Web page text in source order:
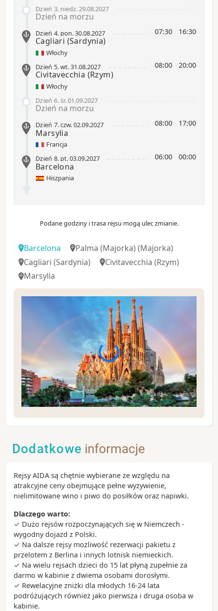
Dzień 3. niedz.29.08.2027
Dzień na morzu
07:30 16:30
Dzień 4. pon.30.08.2027
Cagliari (Sardynia)
Włochy
08:00 20:00
Dzień 5.wt.31.08.2027
Civitavecchia (Rzym)
Włochy
Dzień 6.śr.01.09.2027
Dzień na morzu
08:00 17:00
Dzień 7.czw.02.09.2027
Marsylia
Francja
06:00 00:00
Dzień 8. pt.03.09.2027
Barcelona
Hiszpania
Podane godziny i trasa rejsu mogą ulec zmianie.
Barcelona Palma (Majorka) (Majorka)
Cagliari (Sardynia) Civitavecchia (Rzym)
Marsylia
Spacer po Barcelonie - od La Rambli, poprzez
atmosferę stolicy Katalonii.
Zobacz koniecznie:
- deptak La Rambla i dzielnica Barri Gotic
- unikatowy Park Güell
- katedra Sagrada Familia
- wzgórze Montjuïc - wybierz spacer lub wjazd
kolejką linową aby rozkoszować się najpiękniejszym
widokiem na Barcelonę
Ciekawostki:
- tapas są idealne na mniejszy i większy głód - do
wyboru są patatas bravas (pieczone ziemniaki),
sardynki, mule i wiele innych minidań idealnych do
dzielenia się
- inne przysmaki to podsuszana szynka iberico i
Dodatkowe informacje
Rejsy AIDA są chętnie wybierane ze względu na
atrakcyjne ceny obejmujące pełne wyżywienie,
nielimitowane wino i piwo do posiłków oraz napiwki.
Dlaczego warto:
✓ Dużo rejsów rozpoczynających się w Niemczech -
wygodny dojazd z Polski.
✓ Na dalsze rejsy możliwość rezerwacji pakietu z
przelotem z Berlina i innych lotnisk niemieckich.
✓ Na wielu rejsach dzieci do 15 lat płyną zupełnie za
darmo w kabinie z dwiema osobami dorosłymi.
✓ Rewelacyjne zniżki dla młodych 16-24 lata
podróżujących również jako pierwsza i druga osoba w
kabinie.